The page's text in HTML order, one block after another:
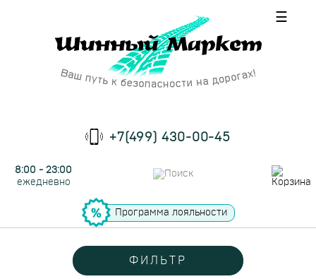
☰
+7(499) 430-00-45
8:00 - 23:00
ежедневно
Программа лояльности
ФИЛЬТР